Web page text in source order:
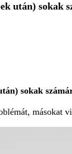
után) sokak
sokak
másokat